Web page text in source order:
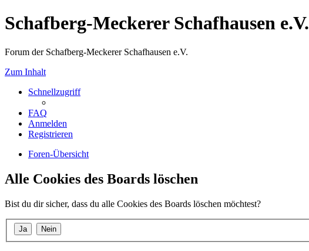
Schafberg-Meckerer Schafhausen e.V.
Forum der Schafberg-Meckerer Schafhausen e.V.
Zum Inhalt
Schnellzugriff
FAQ
Anmelden
Registrieren
Foren-Übersicht
Alle Cookies des Boards löschen
Bist du dir sicher, dass du alle Cookies des Boards löschen möchtest?